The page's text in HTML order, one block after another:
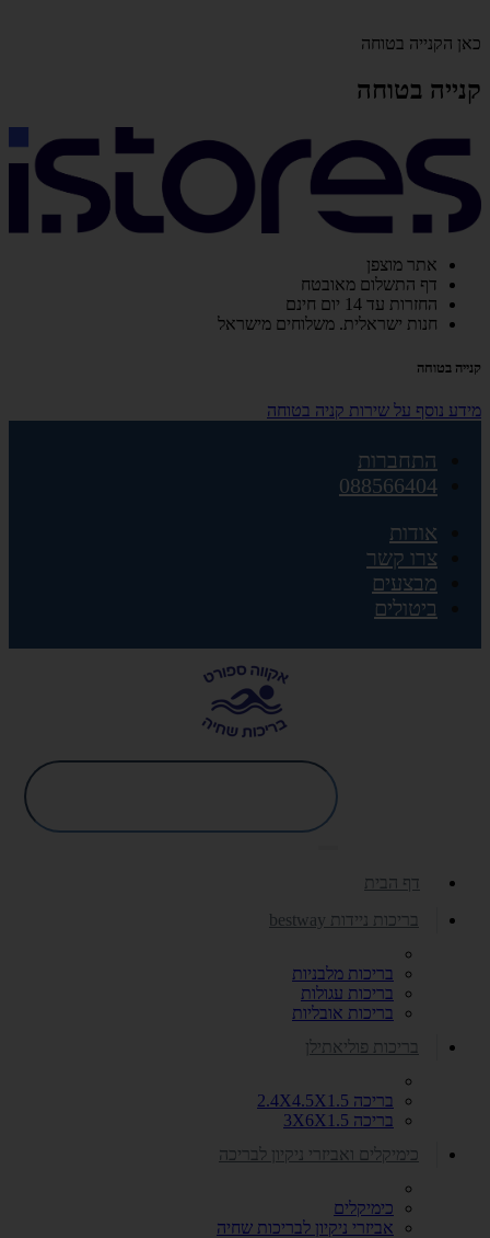
כאן הקנייה בטוחה
קנייה בטוחה
אתר מוצפן
דף התשלום מאובטח
החזרות עד 14 יום חינם
חנות ישראלית. משלוחים מישראל
קנייה בטוחה
מידע נוסף על שירות קניה בטוחה
התחברות
088566404
אודות
צרו קשר
מבצעים
ביטולים
דף הבית
בריכות ניידות bestway
בריכות מלבניות
בריכות עגולות
בריכות אובליות
בריכות פוליאתילן
בריכה 2.4X4.5X1.5
בריכה 3X6X1.5
כימיקלים ואביזרי ניקיון לבריכה
כימיקלים
אביזרי ניקיון לבריכות שחיה